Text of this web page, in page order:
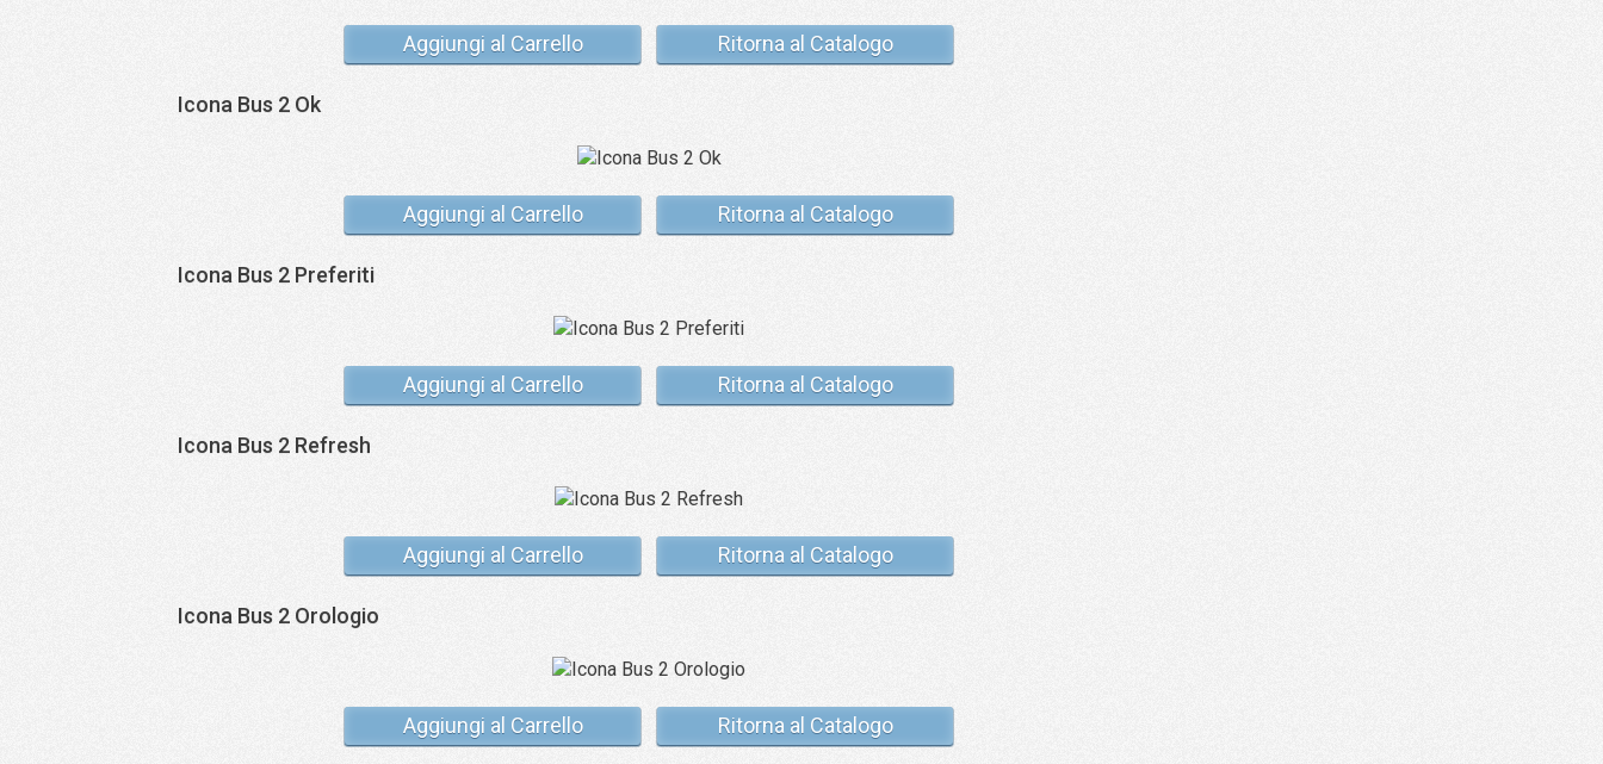
Aggiungi al Carrello Ritorna al Catalogo
Icona Bus 2 Ok
Aggiungi al Carrello Ritorna al Catalogo
Icona Bus 2 Preferiti
Aggiungi al Carrello Ritorna al Catalogo
Icona Bus 2 Refresh
Aggiungi al Carrello Ritorna al Catalogo
Icona Bus 2 Orologio
Aggiungi al Carrello Ritorna al Catalogo